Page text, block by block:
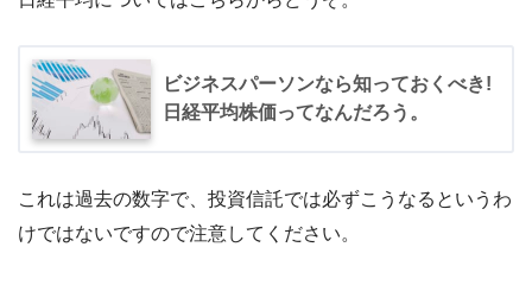
ビジネスパーソンなら知っておくべき!
日経平均株価ってなんだろう。
これは過去の数字で、投資信託では必ずこうなるというわ
けではないですので注意してください。